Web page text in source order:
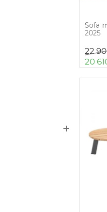
Sofa
2025
22
20